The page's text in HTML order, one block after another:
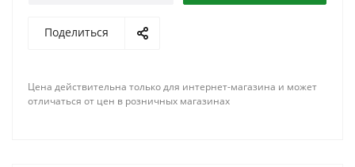
Поделиться
Цена действительна только для интернет-магазина и может
отличаться от цен в розничных магазинах